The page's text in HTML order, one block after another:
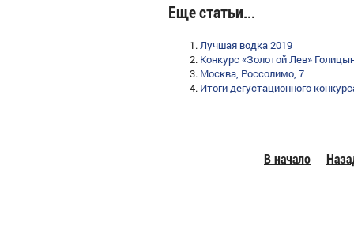
Еще статьи...
Лучшая водка 2019
Конкурс «Золотой Лев»
Москва, Россолимо, 7
Итоги дегустационного
В начало